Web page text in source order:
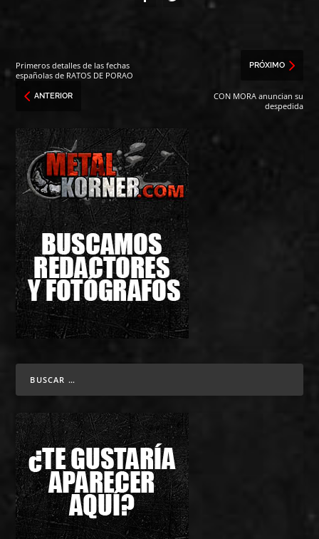
Primeros detalles de las fechas
españolas de RATOS DE PORAO
ANTERIOR
PRÓXIMO
CON MORA anuncian su
despedida